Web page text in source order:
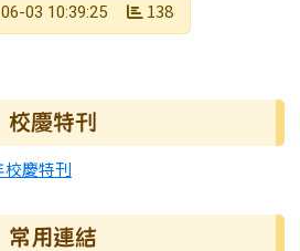
03 10:39:25 138
校慶特刊
常用連結